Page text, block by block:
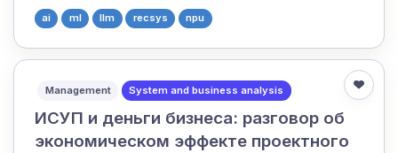
ai ml llm recsys npu
Management System and business analysis
ИСУП и деньги бизнеса: разговор об
экономическом эффекте проектного